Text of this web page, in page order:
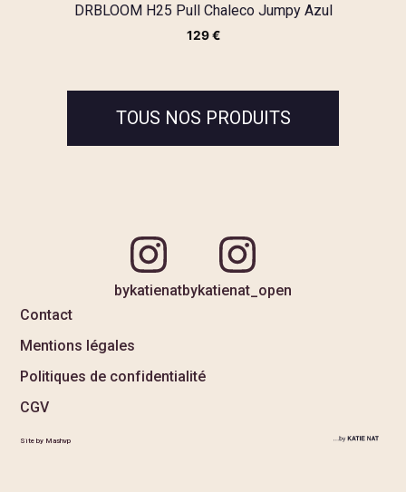
DRBLOOM H25 Pull Chaleco Jumpy Azul
129€
TOUS NOS PRODUITS
bykatienatbykatienat_open
Contact
Mentions légales
Politiques de confidentialité
CGV
Site by Mashvp